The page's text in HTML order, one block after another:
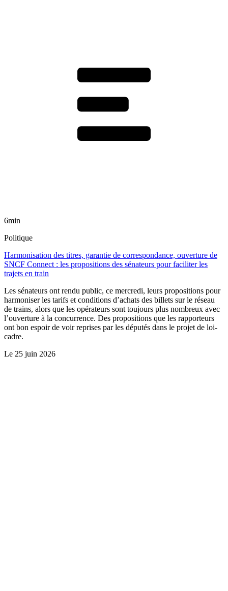
6min
Politique
Harmonisation des titres, garantie de correspondance, ouverture de
SNCF Connect : les propositions des sénateurs pour faciliter les
trajets en train
Les sénateurs ont rendu public, ce mercredi, leurs propositions pour
harmoniser les tarifs et conditions d’achats des billets sur le réseau
de trains, alors que les opérateurs sont toujours plus nombreux avec
l’ouverture à la concurrence. Des propositions que les rapporteurs
ont bon espoir de voir reprises par les députés dans le projet de loi-
cadre.
Le 25 juin 2026